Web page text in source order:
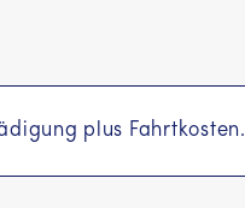
plus Fahrtkosten.